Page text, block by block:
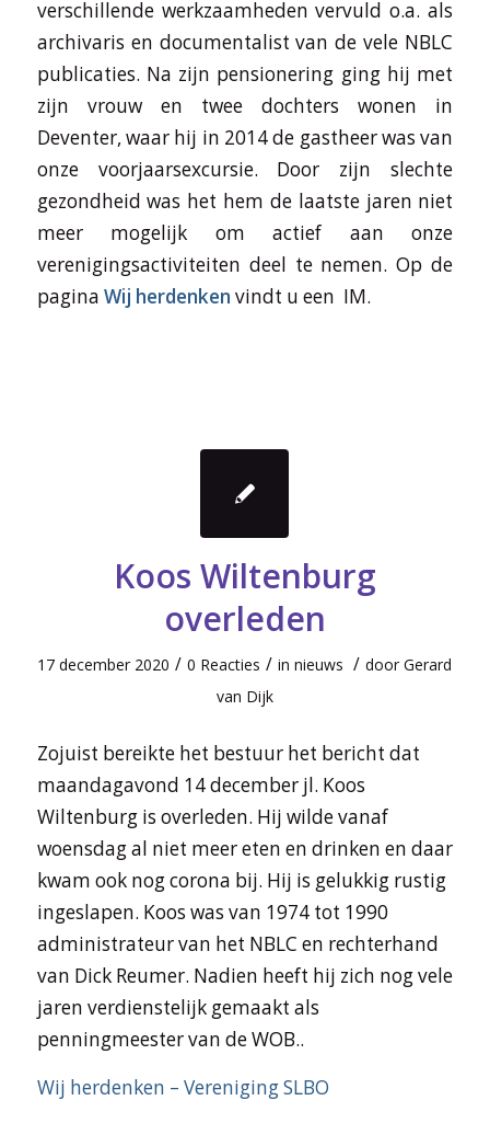
verschillende werkzaamheden vervuld o.a. als
archivaris en documentalist van de vele NBLC
publicaties. Na zijn pensionering ging hij met
zijn vrouw en twee dochters wonen in
Deventer, waar hij in 2014 de gastheer was van
onze voorjaarsexcursie. Door zijn slechte
gezondheid was het hem de laatste jaren niet
meer mogelijk om actief aan onze
verenigingsactiviteiten deel te nemen. Op de
pagina Wij herdenken vindt u een IM.
Koos Wiltenburg
overleden
17 december 2020 / 0 Reacties / innieuws / doorGerard
van Dijk
Zojuist bereikte het bestuur het bericht dat
maandagavond 14 december jl. Koos
Wiltenburg is overleden. Hij wilde vanaf
woensdag al niet meer eten en drinken en daar
kwam ook nog corona bij. Hij is gelukkig rustig
ingeslapen. Koos was van 1974 tot 1990
administrateur van het NBLC en rechterhand
van Dick Reumer. Nadien heeft hij zich nog vele
jaren verdienstelijk gemaakt als
penningmeester van de WOB..
Wij herdenken – Vereniging SLBO